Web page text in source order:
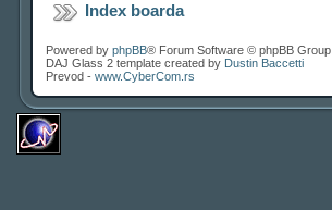
Index boarda
Powered by phpBB® Forum Software © phpBB Group
DAJ Glass 2 template created by Dustin Baccetti
Prevod - www.CyberCom.rs